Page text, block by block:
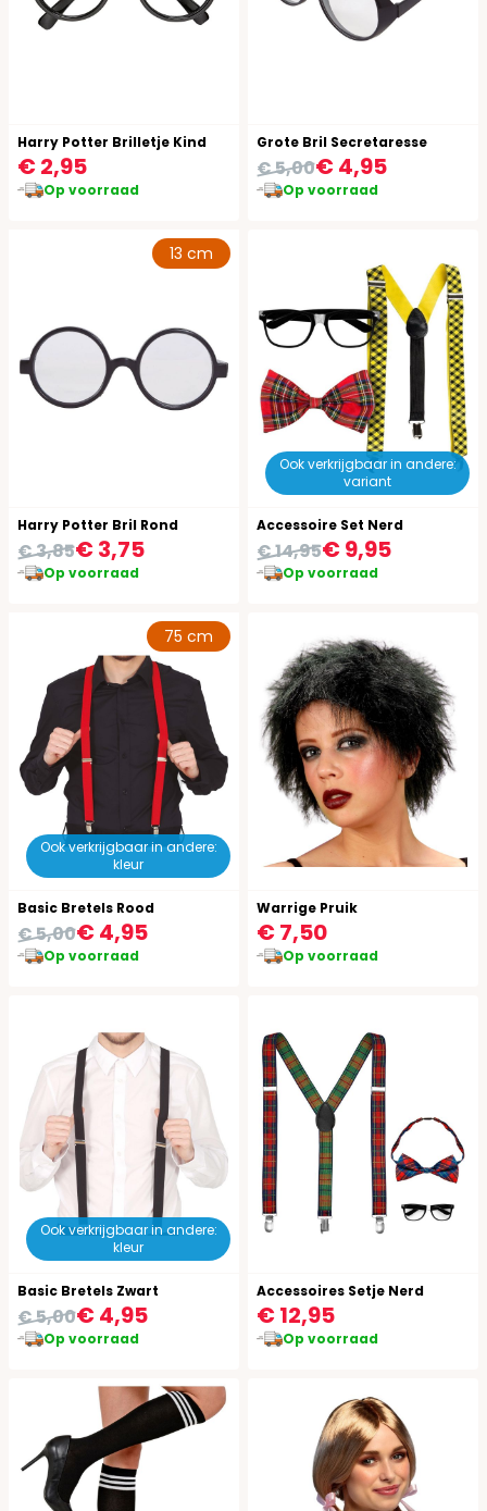
Harry Potter Brilletje Kind
€ 2,95
Op voorraad
Grote Bril Secretaresse
€ 4,95
€ 5,00
Op voorraad
13 cm
Harry Potter Bril Rond
€ 3,75
€ 3,85
Op voorraad
Ook verkrijgbaar in andere:
variant
Accessoire Set Nerd
€ 9,95
€ 14,95
Op voorraad
Ook verkrijgbaar in andere:
kleur
75 cm
Basic Bretels Rood
€ 4,95
€ 5,00
Op voorraad
Warrige Pruik
€ 7,50
Op voorraad
Ook verkrijgbaar in andere:
kleur
Basic Bretels Zwart
€ 4,95
€ 5,00
Op voorraad
Accessoires Setje Nerd
€ 12,95
Op voorraad